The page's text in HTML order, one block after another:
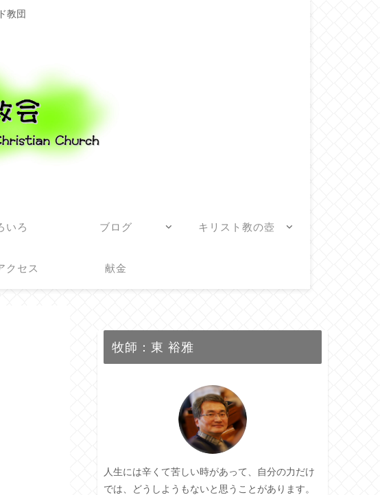
教団
いろ ブログ キリスト教の壺
クセス 献金
牧師：東 裕雅
人生には辛くて苦しい時があって、自分の力だけ
では、どうしようもないと思うことがあります。